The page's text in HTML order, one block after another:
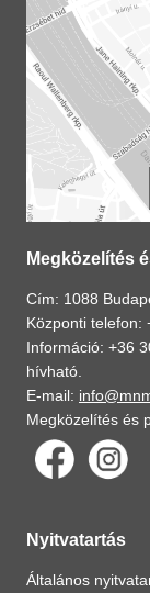
Megközelítés
Cím: 1088
Központi telefon:
Információ: +36
hívható.
E-mail:
Megközelítés és
Nyitvatartás
Általános